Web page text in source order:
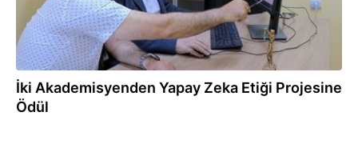
İki Akademisyenden Yapay Zeka Etiği Projesine
Ödül